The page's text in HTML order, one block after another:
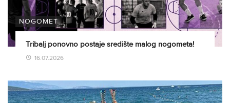
NOGOMET
Tribalj ponovno postaje središte malog nogometa!
16.07.2026